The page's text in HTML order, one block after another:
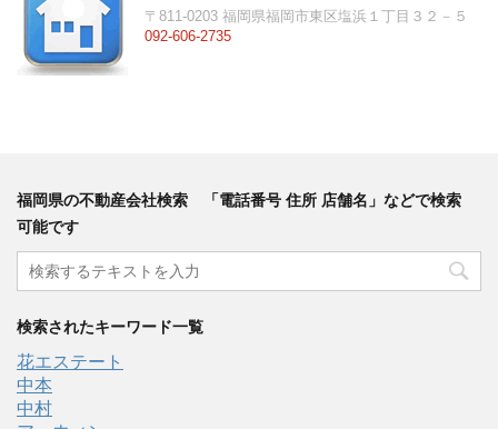
〒811-0203 福岡県福岡市東区塩浜１丁目３２－５
092-606-2735
福岡県の不動産会社検索 「電話番号 住所 店舗名」などで検索
可能です
検索されたキーワード一覧
花エステート
中本
中村